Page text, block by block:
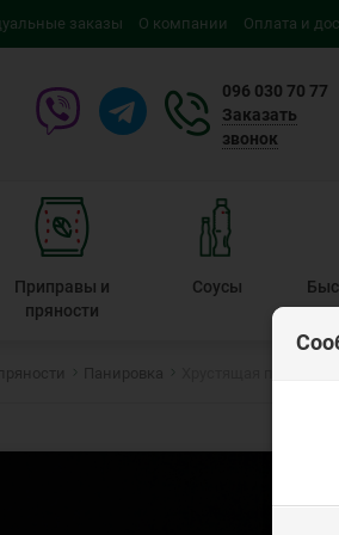
заказы О компании Оплата и
096 030 70 77
Заказать
звонок
Приправы и
пряности
Соусы